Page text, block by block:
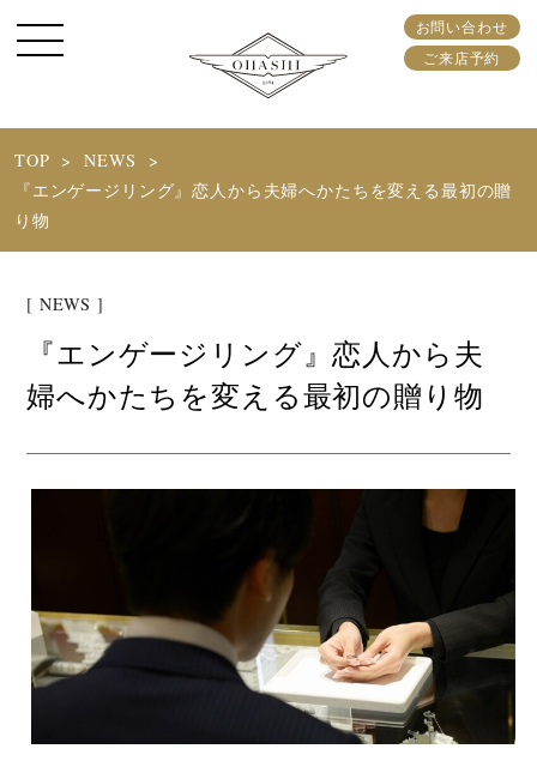
お問い合わせ
ご来店予約
TOP
NEWS
『エンゲージリング』恋人から夫婦へかたちを変える最初の贈
り物
[ NEWS ]
『エンゲージリング』恋人から夫
婦へかたちを変える最初の贈り物